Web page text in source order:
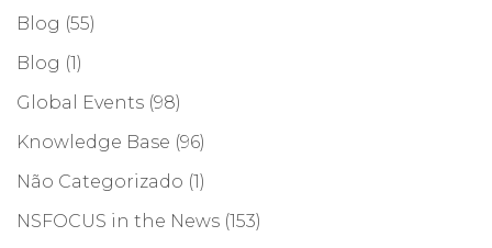
Blog (55)
Blog (1)
Global Events (98)
Knowledge Base (96)
Não Categorizado (1)
NSFOCUS in the News (153)